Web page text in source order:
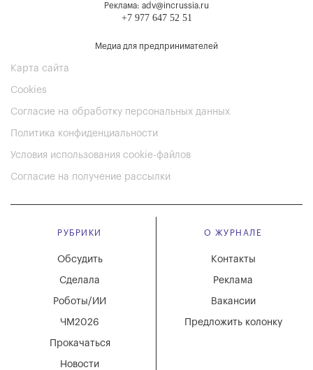
Реклама: adv@incrussia.ru
+7 977 647 52 51
Медиа для предпринимателей
Карта сайта
Cookies
Согласие на обработку персональных данных
Политика конфиденциальности
Условия использования cookie-файлов
Согласие на получение рассылки
РУБРИКИ
Новости
Обсудить
Сделала
Роботы/ИИ
ЧМ2026
Прокачаться
О ЖУРНАЛЕ
Вакансии
Реклама
Контакты
Предложить колонку